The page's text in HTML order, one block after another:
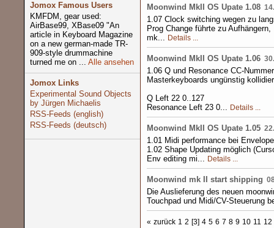
Jomox Famous Users
KMFDM, gear used:
AirBase99, XBase09 "An
article in Keyboard Magazine
on a new german-made TR-
909-style drummachine
turned me on ... Alle ansehen
Jomox Links
Experimental Sound Objects
by Jürgen Michaelis
RSS-Feeds (english)
RSS-Feeds (deutsch)
Moonwind MkII OS Upate 1.08
1.07 Clock switching wegen zu
Prog Change führte zu
mk... Details ...
Moonwind MkII OS Upate 1.06
1.06 Q und Resonance CC-
Masterkeyboards ungünstig
Q Left 22 0..127
Resonance Left 23 0... Details ...
Moonwind MkII OS Upate 1.05
1.01 Midi performance bei
1.02 Shape Updating möglich
Env editing mi... Details ...
Moonwind mk II start shipping
Die Auslieferung des neuen
Touchpad und Midi/CV-Steuerung
« zurück 1 2 [3] 4 5 6 7 8 9 10 11 12